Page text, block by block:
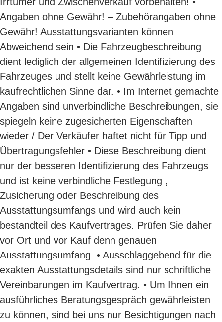
Angaben ohne Gewähr! – Zubehörangaben ohne
Gewähr! Ausstattungsvarianten können
Abweichend sein • Die Fahrzeugbeschreibung
dient lediglich der allgemeinen Identifizierung des
Fahrzeuges und stellt keine Gewährleistung im
kaufrechtlichen Sinne dar. • Im Internet gemachte
Angaben sind unverbindliche Beschreibungen, sie
spiegeln keine zugesicherten Eigenschaften
wieder / Der Verkäufer haftet nicht für Tipp und
Übertragungsfehler • Diese Beschreibung dient
nur der besseren Identifizierung des Fahrzeugs
und ist keine verbindliche Festlegung ,
Zusicherung oder Beschreibung des
Ausstattungsumfangs und wird auch kein
bestandteil des Kaufvertrages. Prüfen Sie daher
vor Ort und vor Kauf denn genauen
Ausstattungsumfang. • Ausschlaggebend für die
exakten Ausstattungsdetails sind nur schriftliche
Vereinbarungen im Kaufvertrag. • Um Ihnen ein
ausführliches Beratungsgespräch gewährleisten
zu können, sind bei uns nur Besichtigungen nach